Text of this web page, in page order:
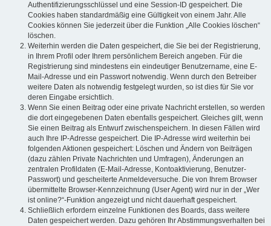
Authentifizierungsschlüssel und eine Session-ID gespeichert. Die
Cookies haben standardmäßig eine Gültigkeit von einem Jahr. Alle
Cookies können Sie jederzeit über die Funktion „Alle Cookies löschen“
löschen.
Weiterhin werden die Daten gespeichert, die Sie bei der Registrierung,
in Ihrem Profil oder Ihrem persönlichem Bereich angeben. Für die
Registrierung sind mindestens ein eindeutiger Benutzername, eine E-
Mail-Adresse und ein Passwort notwendig. Wenn durch den Betreiber
weitere Daten als notwendig festgelegt wurden, so ist dies für Sie vor
deren Eingabe ersichtlich.
Wenn Sie einen Beitrag oder eine private Nachricht erstellen, so werden
die dort eingegebenen Daten ebenfalls gespeichert. Gleiches gilt, wenn
Sie einen Beitrag als Entwurf zwischenspeichern. In diesen Fällen wird
auch Ihre IP-Adresse gespeichert. Die IP-Adresse wird weiterhin bei
folgenden Aktionen gespeichert: Löschen und Ändern von Beiträgen
(dazu zählen Private Nachrichten und Umfragen), Änderungen an
zentralen Profildaten (E-Mail-Adresse, Kontoaktivierung, Benutzer-
Passwort) und gescheiterte Anmeldeversuche. Die von Ihrem Browser
übermittelte Browser-Kennzeichnung (User Agent) wird nur in der „Wer
ist online?“-Funktion angezeigt und nicht dauerhaft gespeichert.
Schließlich erfordern einzelne Funktionen des Boards, dass weitere
Daten gespeichert werden. Dazu gehören Ihr Abstimmungsverhalten bei